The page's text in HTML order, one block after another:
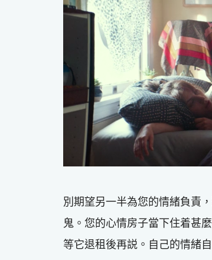
別期望另一半為您的情緒負責
鬼。您的心情房子當下住着甚
等它退租後再説。自己的情緒